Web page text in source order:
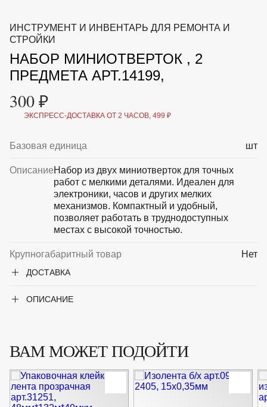
МАЛАЯ МЕХАНИЗАЦИЯ
ОТПУГИВАТЕЛИ ОТ ПТИЦ, НАСЕКОМЫХ И
ГРЫЗУНОВ
САДОВАЯ ОДЕЖДА И ОБУВЬ
САДОВЫЙ ИНСТРУМЕНТ
СЕМЕНА
ТОВАРЫ ДЛЯ БАНЬ И САУН
ТОВАРЫ ДЛЯ ПОЛИВА
ХОЗ ТОВАРЫ
Новинки Акции
УХОД
+7 (495) 197 87
87
ИНCТРУМЕНТ И ИНВЕНТАРЬ ДЛЯ РЕМОНТА И
СТРОЙКИ
НАБОР МИНИОТВЕРТОК , 2
ПРЕДМЕТА АРТ.14199,
300 ₽
ЭКСПРЕСС-ДОСТАВКА ОТ 2 ЧАСОВ, 499 ₽
Базовая единица шт
ОписаниеНабор из двух миниотверток для точных
работ с мелкими деталями. Идеален для
электроники, часов и других мелких
механизмов. Компактный и удобный,
позволяет работать в труднодоступных
местах с высокой точностью.
Крупногабаритный товар Нет
ДОСТАВКА
ОПИСАНИЕ
ВАМ МОЖЕТ ПОДОЙТИ